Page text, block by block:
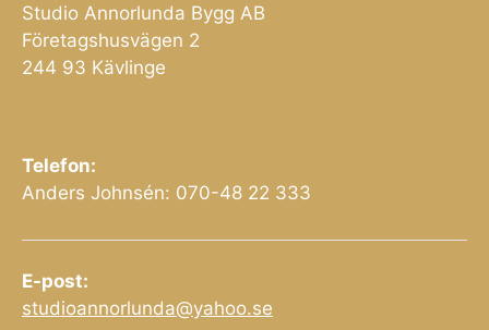
Studio Annorlunda Bygg AB
Företagshusvägen 2
244 93 Kävlinge
Telefon:
Anders Johnsén: 070-48 22 333
E-post:
studioannorlunda@yahoo.se